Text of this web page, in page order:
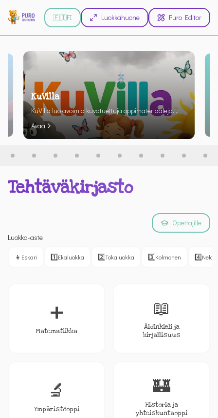
🇫🇮FI Luokkahuone Puro Editor
Bubin ja Helmin jalkapallotehtävät
Suomen Palloliitto tukee suomalaisten lasten
liikkumista ja lukemista. Tule mukaan Bubin ja Helmin
seikkailuihin.
Avaa
Tehtäväkirjasto
Luokka-aste
👧 Eskari 1️⃣Ekaluokka 2️⃣Tokaluokka 3️⃣Kolmonen 4️⃣
Opettajille
➕
Matematiikka
📖
Äidinkieli ja
kirjallisuus
🔬
Ympäristöoppi
🏰
Historia ja
yhteiskuntaoppi